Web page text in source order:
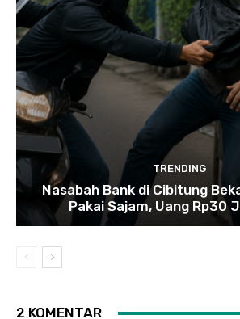
TRENDING
Nasabah Bank di Cibitung
Pakai Sajam, Uang Rp30
2 KOMENTAR